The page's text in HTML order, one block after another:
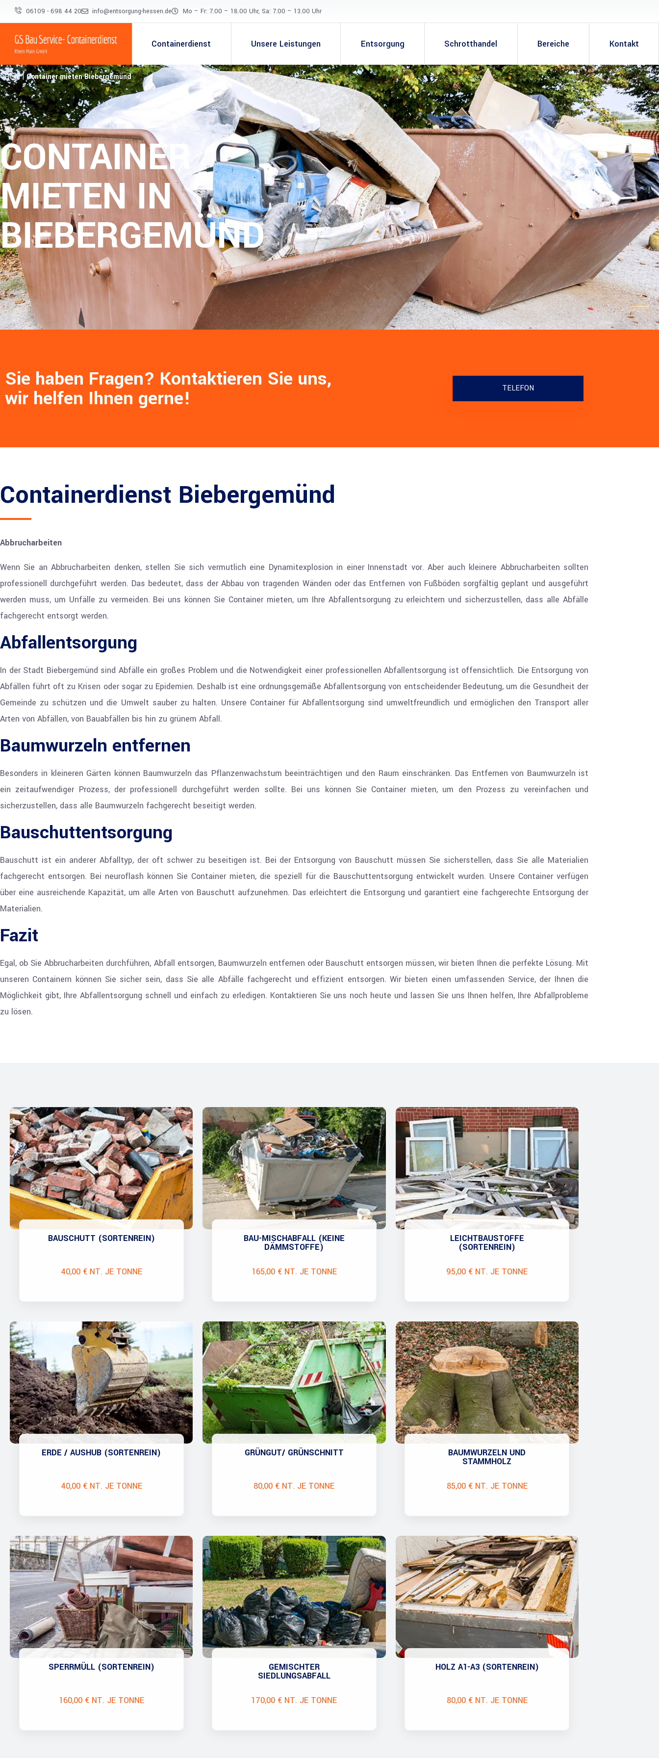
06109 - 698 44 20 info@entsorgung-hessen.de Mo – Fr: 7.00 – 18.00 Uhr, Sa: 7.00 – 13.00 Uhr
Containerdienst Unsere Leistungen Entsorgung Schrotthandel Bereiche Kontakt
Heim|Container mieten Biebergemünd
CONTAINER
MIETEN IN
BIEBERGEMÜND
Sie haben Fragen? Kontaktieren Sie uns,
wir helfen Ihnen gerne! TELEFON
Containerdienst Biebergemünd
Abbrucharbeiten
Wenn Sie an Abbrucharbeiten denken, stellen Sie sich vermutlich eine Dynamitexplosion in einer Innenstadt vor. Aber auch kleinere Abbrucharbeiten sollten
professionell durchgeführt werden. Das bedeutet, dass der Abbau von tragenden Wänden oder das Entfernen von Fußböden sorgfältig geplant und ausgeführt
werden muss, um Unfälle zu vermeiden. Bei uns können Sie Container mieten, um Ihre Abfallentsorgung zu erleichtern und sicherzustellen, dass alle Abfälle
fachgerecht entsorgt werden.
Abfallentsorgung
In der Stadt Biebergemünd sind Abfälle ein großes Problem und die Notwendigkeit einer professionellen Abfallentsorgung ist offensichtlich. Die Entsorgung von
Abfällen führt oft zu Krisen oder sogar zu Epidemien. Deshalb ist eine ordnungsgemäße Abfallentsorgung von entscheidender Bedeutung, um die Gesundheit der
Gemeinde zu schützen und die Umwelt sauber zu halten. Unsere Container für Abfallentsorgung sind umweltfreundlich und ermöglichen den Transport aller
Arten von Abfällen, von Bauabfällen bis hin zu grünem Abfall.
Baumwurzeln entfernen
Besonders in kleineren Gärten können Baumwurzeln das Pflanzenwachstum beeinträchtigen und den Raum einschränken. Das Entfernen von Baumwurzeln ist
ein zeitaufwendiger Prozess, der professionell durchgeführt werden sollte. Bei uns können Sie Container mieten, um den Prozess zu vereinfachen und
sicherzustellen, dass alle Baumwurzeln fachgerecht beseitigt werden.
Bauschuttentsorgung
Bauschutt ist ein anderer Abfalltyp, der oft schwer zu beseitigen ist. Bei der Entsorgung von Bauschutt müssen Sie sicherstellen, dass Sie alle Materialien
fachgerecht entsorgen. Bei neuroflash können Sie Container mieten, die speziell für die Bauschuttentsorgung entwickelt wurden. Unsere Container verfügen
über eine ausreichende Kapazität, um alle Arten von Bauschutt aufzunehmen. Das erleichtert die Entsorgung und garantiert eine fachgerechte Entsorgung der
Materialien.
Fazit
Egal, ob Sie Abbrucharbeiten durchführen, Abfall entsorgen, Baumwurzeln entfernen oder Bauschutt entsorgen müssen, wir bieten Ihnen die perfekte Lösung. Mit
unseren Containern können Sie sicher sein, dass Sie alle Abfälle fachgerecht und effizient entsorgen. Wir bieten einen umfassenden Service, der Ihnen die
Möglichkeit gibt, Ihre Abfallentsorgung schnell und einfach zu erledigen. Kontaktieren Sie uns noch heute und lassen Sie uns Ihnen helfen, Ihre Abfallprobleme
zu lösen.
BAUSCHUTT (SORTENREIN)
40,00 € NT. JE TONNE
BAU-MISCHABFALL (KEINE
DÄMMSTOFFE)
165,00 € NT. JE TONNE
LEICHTBAUSTOFFE
(SORTENREIN)
95,00 € NT. JE TONNE
ERDE / AUSHUB (SORTENREIN)
40,00 € NT. JE TONNE
GRÜNGUT/ GRÜNSCHNITT
80,00 € NT. JE TONNE
BAUMWURZELN UND
STAMMHOLZ
85,00 € NT. JE TONNE
SPERRMÜLL (SORTENREIN)
160,00 € NT. JE TONNE
GEMISCHTER
SIEDLUNGSABFALL
170,00 € NT. JE TONNE
HOLZ A1-A3 (SORTENREIN)
80,00 € NT. JE TONNE